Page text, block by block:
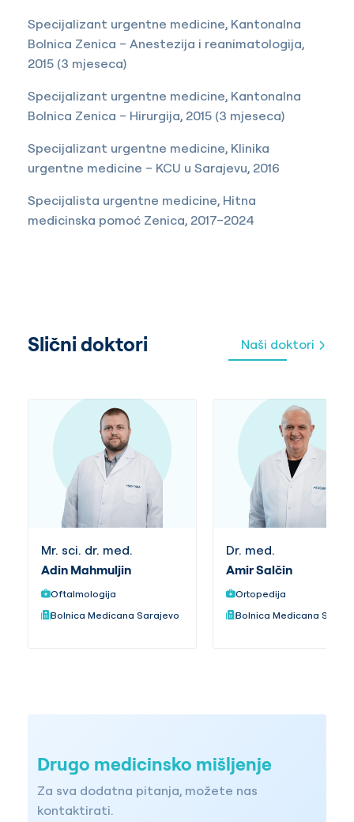
Specijalizant urgentne medicine, Kantonalna
Bolnica Zenica – Anestezija i reanimatologija,
2015 (3 mjeseca)
Specijalizant urgentne medicine, Kantonalna
Bolnica Zenica – Hirurgija, 2015 (3 mjeseca)
Specijalizant urgentne medicine, Klinika
urgentne medicine – KCU u Sarajevu, 2016
Specijalista urgentne medicine, Hitna
medicinska pomoć Zenica, 2017–2024
Slični doktori Naši doktori
Mr. sci. dr. med.
Adin Mahmuljin
Oftalmologija
Bolnica Medicana Sarajevo
Dr. med.
Amir Salčin
Ortopedija
Bolnica Medicana
Drugo medicinsko mišljenje
Za sva dodatna pitanja, možete nas
kontaktirati.